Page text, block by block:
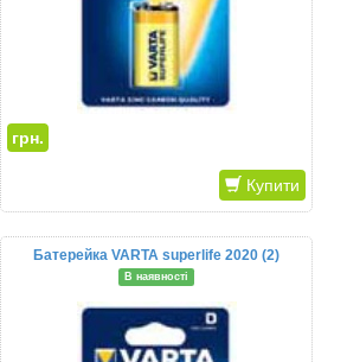
грн.
Купити
Батерейка VARTA superlife 2020 (2)
В наявності